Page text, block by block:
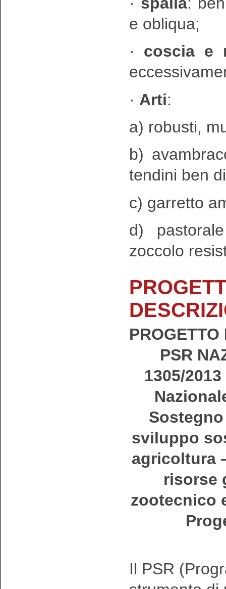
e obliqua;
· coscia e
· Arti:
a) robusti,
b)
tendini ben
c) garretto
d)
zoccolo
PSR
1305/
sviluppo
agricoltura
risorse
zootecnico
Il PSR